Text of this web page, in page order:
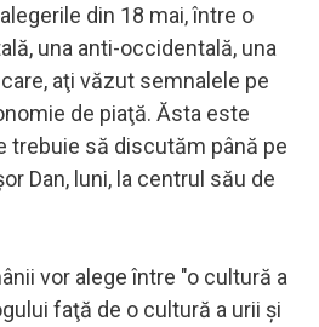
din 18 mai, între o
una anti-occidentală, una
aţi văzut semnalele pe
de piaţă. Ăsta este
trebuie să discutăm până pe
Dan, luni, la centrul său de
vor alege între "o cultură a
faţă de o cultură a urii şi